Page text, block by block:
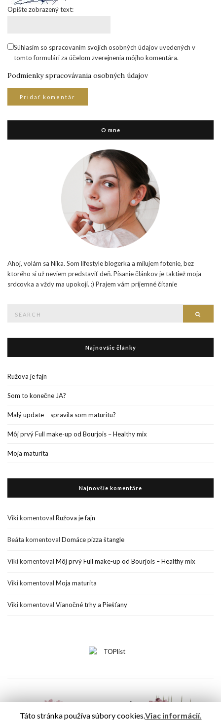
Opíšte zobrazený text:
Súhlasím so spracovaním svojich osobných údajov uvedených v
tomto formulári za účelom zverejnenia môjho komentára.
Podmienky spracovávania osobných údajov
O mne
Ahoj, volám sa Nika. Som lifestyle blogerka a milujem fotenie, bez
ktorého si už neviem predstaviť deň. Písanie článkov je taktiež moja
srdcovka a vždy ma upokojí. :) Prajem vám príjemné čítanie
Najnovšie články
Ružova je fajn
Som to konečne JA?
Malý update – spravila som maturitu?
Môj prvý Full make-up od Bourjois – Healthy mix
Moja maturita
Najnovšie komentáre
Vikikomentoval Ružova je fajn
Beáta komentoval Domáce pizza štangle
Vikikomentoval Môj prvý Full make-up od Bourjois – Healthy mix
Vikikomentoval Moja maturita
Vikikomentoval Vianočné trhy a Piešťany
Táto stránka používa súbory cookies.Viac informácií.